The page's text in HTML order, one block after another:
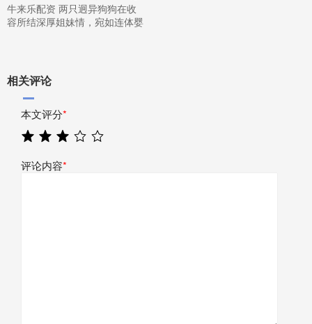
牛来乐配资 两只迥异狗狗在收
容所结深厚姐妹情，宛如连体婴
相关评论
本文评分*
评论内容*